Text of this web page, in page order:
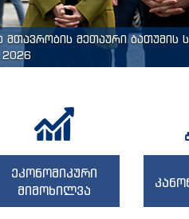
მეთაური ბათუმის
ეკონომიკური
მიმოხილვა